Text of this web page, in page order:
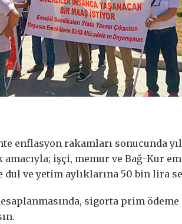
enflasyon rakamları sonucunda
amacıyla; işçi, memur ve Bağ-Kur
ve yetim aylıklarına 50 bin lira
sigorta prim ödeme